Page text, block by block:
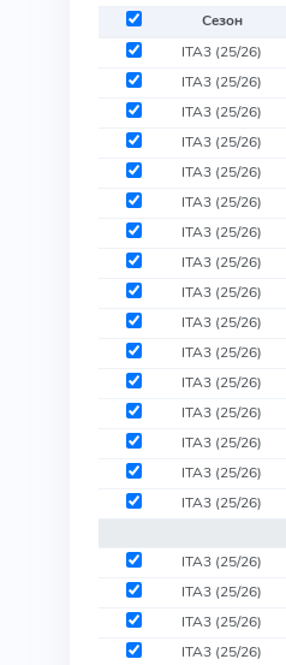
Сезон
ITA3 (25/26)
ITA3 (25/26)
ITA3 (25/26)
ITA3 (25/26)
ITA3 (25/26)
ITA3 (25/26)
ITA3 (25/26)
ITA3 (25/26)
ITA3 (25/26)
ITA3 (25/26)
ITA3 (25/26)
ITA3 (25/26)
ITA3 (25/26)
ITA3 (25/26)
ITA3 (25/26)
ITA3 (25/26)
ITA3 (25/26)
ITA3 (25/26)
ITA3 (25/26)
ITA3 (25/26)